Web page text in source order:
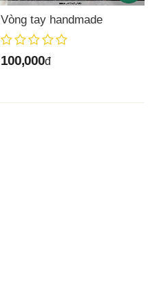
Vòng tay handmade
100,000đ